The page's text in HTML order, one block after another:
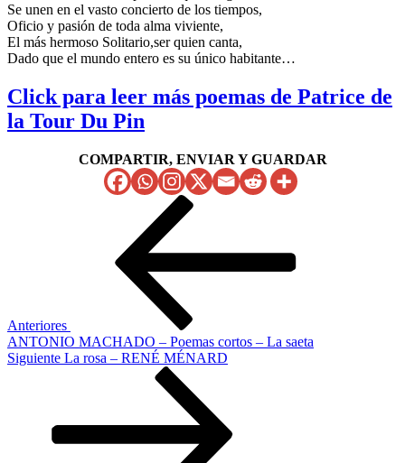
Se unen en el vasto concierto de los tiempos,
Oficio y pasión de toda alma viviente,
El más hermoso Solitario,ser quien canta,
Dado que el mundo entero es su único habitante…
Click para leer más poemas de Patrice de
la Tour Du Pin
COMPARTIR, ENVIAR Y GUARDAR
Anteriores
ANTONIO MACHADO – Poemas cortos – La saeta
Siguiente
Siguiente La rosa – RENÉ MÉNARD